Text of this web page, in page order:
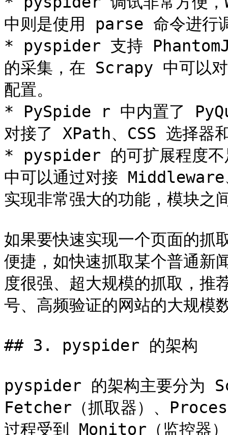
中则是使用 parse 命令进行
* pyspider 支持
的采集，在 Scrapy 中可以
配置。
* PySpide r 中内置了
对接了 XPath、CSS 选择器
* pyspider 的可扩展程度不
中可以通过对接
实现非常强大的功能，模块之
如果要快速实现一个页面的
便捷，如快速抓取某个普通新
度很强、超大规模的抓取，
号、高频验证的网站的大规模
## 3. pyspider 的架构
pyspider 的架构主要分为
Fetcher（抓取器）、
过程受到 Monitor（监控器